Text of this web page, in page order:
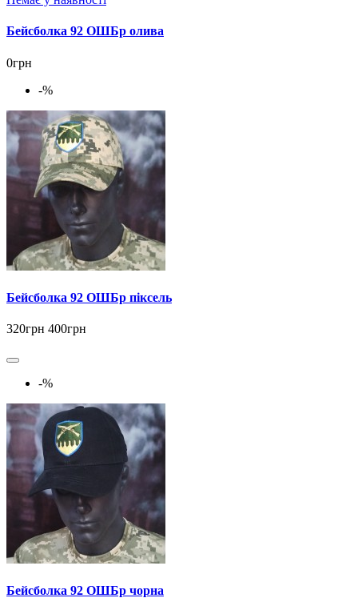
Бейсболка 92 ОШБр олива
0грн
-%
Бейсболка 92 ОШБр піксель
320грн 400грн
-%
Бейсболка 92 ОШБр чорна